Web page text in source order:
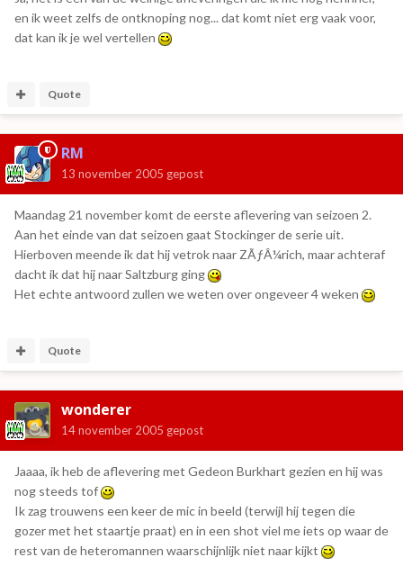
en ik weet zelfs de ontknoping nog... dat komt niet erg vaak voor,
dat kan ik je wel vertellen
Quote
RM
13 november 2005 gepost
Maandag 21 november komt de eerste aflevering van seizoen 2.
Aan het einde van dat seizoen gaat Stockinger de serie uit.
Hierboven meende ik dat hij vetrok naar ZÃƒÂ¼rich, maar achteraf
dacht ik dat hij naar Saltzburg ging
Het echte antwoord zullen we weten over ongeveer 4 weken
Quote
wonderer
14 november 2005 gepost
Jaaaa, ik heb de aflevering met Gedeon Burkhart gezien en hij was
nog steeds tof
Ik zag trouwens een keer de mic in beeld (terwijl hij tegen die
gozer met het staartje praat) en in een shot viel me iets op waar de
rest van de heteromannen waarschijnlijk niet naar kijkt